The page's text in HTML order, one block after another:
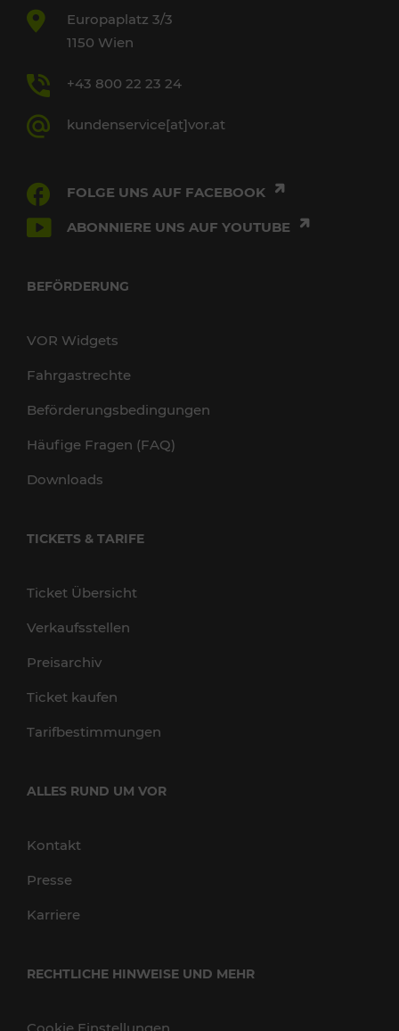
Europaplatz 3/3
1150 Wien
+43 800 22 23 24
kundenservice[at]vor.at
FOLGE UNS AUF FACEBOOK
ABONNIERE UNS AUF YOUTUBE
BEFÖRDERUNG
VOR Widgets
Fahrgastrechte
Beförderungsbedingungen
Häufige Fragen (FAQ)
Downloads
TICKETS & TARIFE
Ticket Übersicht
Verkaufsstellen
Preisarchiv
Ticket kaufen
Tarifbestimmungen
ALLES RUND UM VOR
Kontakt
Presse
Karriere
RECHTLICHE HINWEISE UND MEHR